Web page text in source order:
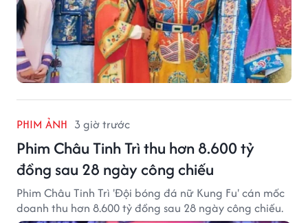
PHIM ẢNH 3 giờ trước
Phim Châu Tinh Trì thu hơn 8.600 tỷ
đồng sau 28 ngày công chiếu
Phim Châu Tinh Trì 'Đội bóng đá nữ Kung Fu' cán mốc
doanh thu hơn 8.600 tỷ đồng sau 28 ngày công chiếu.